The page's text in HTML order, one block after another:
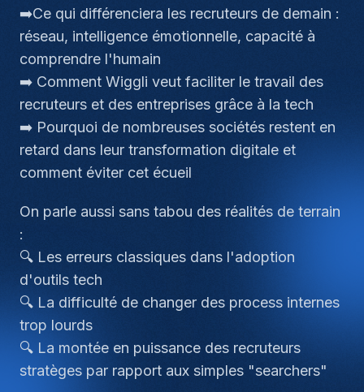
➡️Ce qui différenciera les recruteurs de demain :
réseau, intelligence émotionnelle, capacité à
comprendre l'humain
➡️ Comment Wiggli veut faciliter le travail des
recruteurs et des entreprises grâce à la tech
➡️ Pourquoi de nombreuses sociétés restent en
retard dans leur transformation digitale et
comment éviter cet écueil
On parle aussi sans tabou des réalités de terrain
:
🔍 Les erreurs classiques dans l'adoption
d'outils tech
🔍 La difficulté de changer des process internes
trop lourds
🔍 La montée en puissance des recruteurs
stratèges par rapport aux simples "searchers"